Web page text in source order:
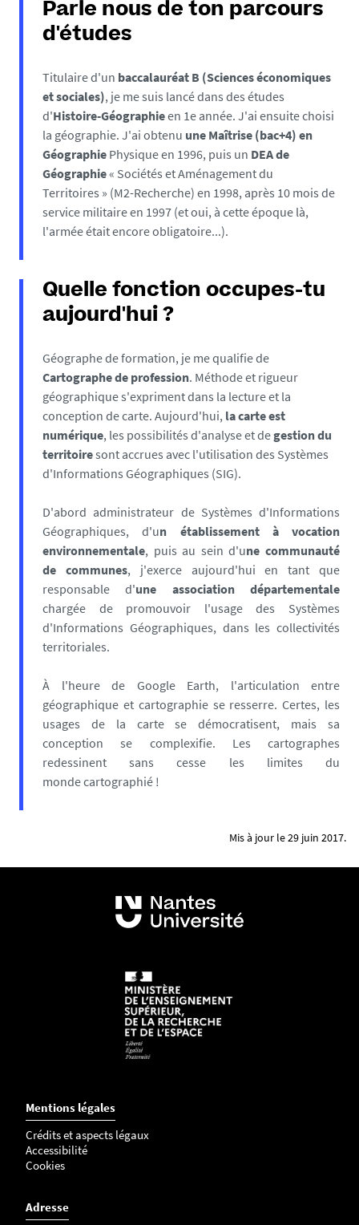
Parle nous de ton parcours
d'études
Titulaire d'un baccalauréat B (Sciences économiques
et sociales), je me suis lancé dans des études
d'Histoire-Géographieen 1e année. J'ai ensuite choisi
la géographie. J'ai obtenu une Maîtrise (bac+4) en
Géographie Physique en 1996, puis un DEA de
Géographie« Sociétés et Aménagement du
Territoires » (M2-Recherche) en 1998, après 10 mois de
service militaire en 1997 (et oui, à cette époque là,
l'armée était encore obligatoire...).
Quelle fonction occupes-tu
aujourd'hui ?
Géographe de formation, je me qualifie de
Cartographe de profession. Méthode et rigueur
géographique s'expriment dans la lecture et la
conception de carte. Aujourd'hui, la carte est
numérique, les possibilités d'analyse et degestion du
territoiresont accrues avec l'utilisation des Systèmes
d'Informations Géographiques (SIG).
D'abord administrateur de Systèmes d'Informations
Géographiques, d'un établissement à vocation
environnementale, puis au sein d'une communauté
de communes, j'exerce aujourd'hui en tant que
responsable d'une association départementale
chargée de promouvoir l'usage des Systèmes
d'Informations Géographiques, dans les collectivités
territoriales.
À l'heure de Google Earth, l'articulation entre
géographique et cartographie se resserre. Certes, les
usages de la carte se démocratisent, mais sa
conception se complexifie. Les cartographes
redessinent sans cesse les limites du
monde cartographié !
Mis à jour le 29 juin 2017.
Mentions légales
Crédits et aspects légaux
Accessibilité
Cookies
Adresse